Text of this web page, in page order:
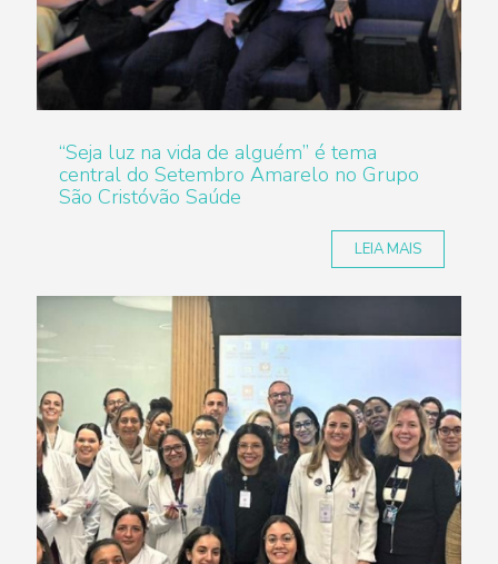
“Seja luz na vida de alguém” é tema
central do Setembro Amarelo no Grupo
São Cristóvão Saúde
LEIA MAIS